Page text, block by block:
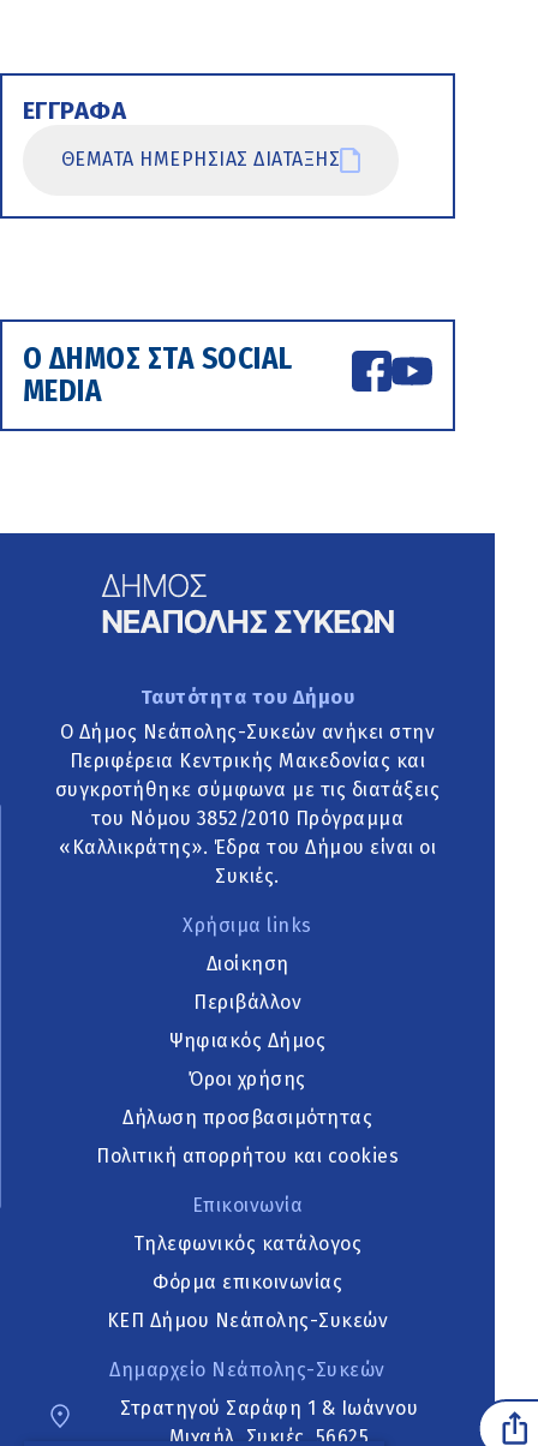
ΕΓΓΡΑΦΑ
ΘΕΜΑΤΑ ΗΜΕΡΗΣΙΑΣ ΔΙΑΤΑΞΗΣ
Ο ΔΗΜΟΣ ΣΤΑ SOCIAL
MEDIA
Ταυτότητα του Δήμου
Ο Δήμος Νεάπολης-Συκεών ανήκει στην
Περιφέρεια Κεντρικής Μακεδονίας και
συγκροτήθηκε σύμφωνα με τις διατάξεις
του Νόμου 3852/2010 Πρόγραμμα
«Καλλικράτης». Έδρα του Δήμου είναι οι
Συκιές.
Χρήσιμα links
Διοίκηση
Περιβάλλον
Ψηφιακός Δήμος
Όροι χρήσης
Δήλωση προσβασιμότητας
Πολιτική απορρήτου και cookies
Επικοινωνία
Τηλεφωνικός κατάλογος
Φόρμα επικοινωνίας
ΚΕΠ Δήμου Νεάπολης-Συκεών
Δημαρχείο Νεάπολης-Συκεών
Στρατηγού Σαράφη 1 & Ιωάννου
Μιχαήλ, Συκιές, 56625